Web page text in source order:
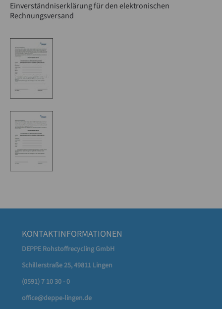
Einverständniserklärung für den elektronischen
Rechnungsversand
KONTAKTINFORMATIONEN
DEPPE Rohstoffrecycling GmbH
Schillerstraße 25, 49811 Lingen
(0591) 7 10 30 - 0
office@deppe-lingen.de